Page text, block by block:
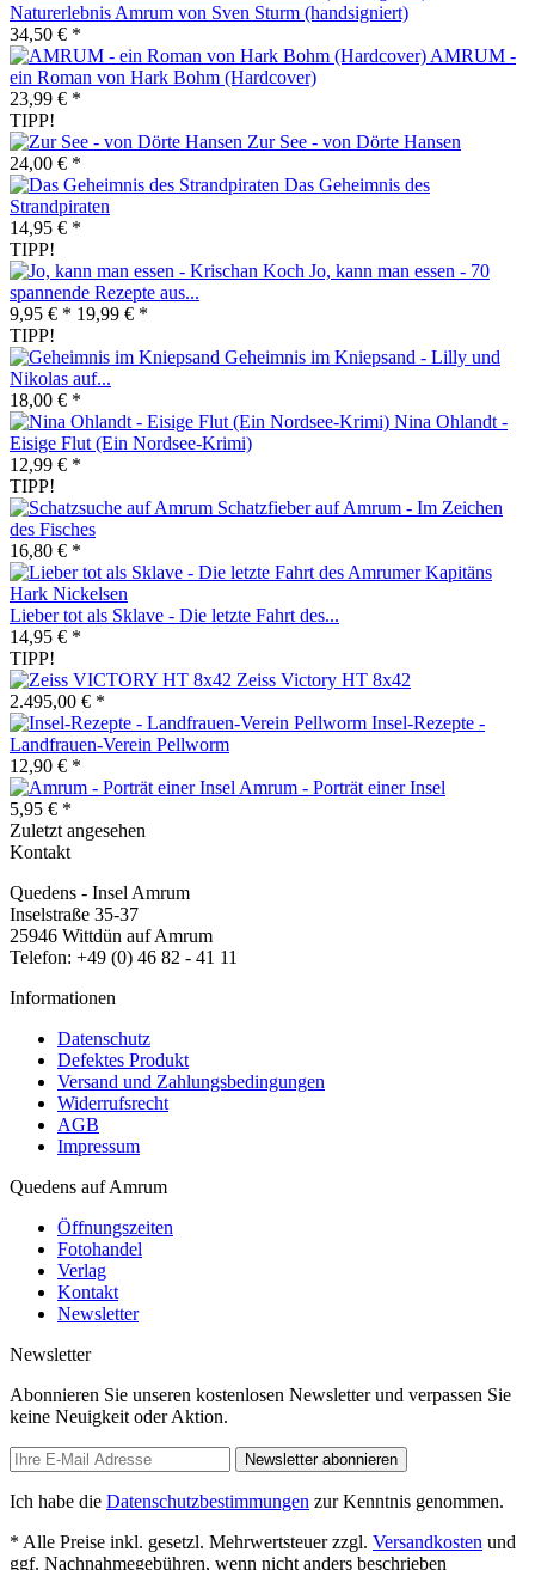
Naturerlebnis Amrum von Sven Sturm (handsigniert)
34,50 € *
AMRUM -
ein Roman von Hark Bohm (Hardcover)
23,99 € *
TIPP!
Zur See - von Dörte Hansen
24,00 € *
Das Geheimnis des
Strandpiraten
14,95 € *
TIPP!
Jo, kann man essen - 70
spannende Rezepte aus...
9,95 € * 19,99 € *
TIPP!
Geheimnis im Kniepsand - Lilly und
Nikolas auf...
18,00 € *
Nina Ohlandt -
Eisige Flut (Ein Nordsee-Krimi)
12,99 € *
TIPP!
Schatzfieber auf Amrum - Im Zeichen
des Fisches
16,80 € *
Lieber tot als Sklave - Die letzte Fahrt des...
14,95 € *
TIPP!
Zeiss Victory HT 8x42
2.495,00 € *
Insel-Rezepte -
Landfrauen-Verein Pellworm
12,90 € *
Amrum - Porträt einer Insel
5,95 € *
Zuletzt angesehen
Kontakt
Quedens - Insel Amrum
Inselstraße 35-37
25946 Wittdün auf Amrum
Telefon: +49 (0) 46 82 - 41 11
Informationen
Datenschutz
Defektes Produkt
Versand und Zahlungsbedingungen
Widerrufsrecht
AGB
Impressum
Quedens auf Amrum
Öffnungszeiten
Fotohandel
Verlag
Kontakt
Newsletter
Newsletter
Abonnieren Sie unseren kostenlosen Newsletter und verpassen Sie
keine Neuigkeit oder Aktion.
Newsletter abonnieren
Ich habe die Datenschutzbestimmungen zur Kenntnis genommen.
* Alle Preise inkl. gesetzl. Mehrwertsteuer zzgl. Versandkosten und
ggf. Nachnahmegebühren, wenn nicht anders beschrieben